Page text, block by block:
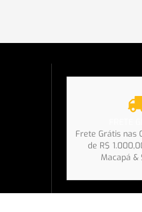
Frete Grátis nas
de R$
Macapá &